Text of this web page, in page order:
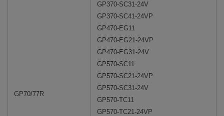
GP70/77R
GP370-SC31-24V
GP370-SC41-24VP
GP470-EG11
GP470-EG21-24VP
GP470-EG31-24V
GP570-SC11
GP570-SC21-24VP
GP570-SC31-24V
GP570-TC11
GP570-TC21-24VP